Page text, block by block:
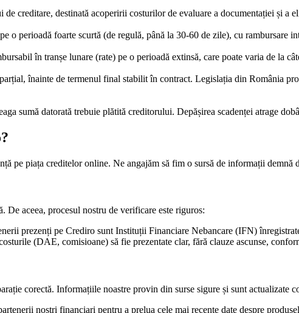
de creditare, destinată acoperirii costurilor de evaluare a documentației și a
o perioadă foarte scurtă (de regulă, până la 30-60 de zile), cu rambursare
în tranșe lunare (rate) pe o perioadă extinsă, care poate varia de la
înainte de termenul final stabilit în contract. Legislația din România
sumă datorată trebuie plătită creditorului. Depășirea scadenței atrage
pe piața creditelor online. Ne angajăm să fim o sursă de informații
De aceea, procesul nostru de verificare este riguros:
prezenți pe Crediro sunt Instituții Financiare Nebancare (IFN)
(DAE, comisioane) să fie prezentate clar, fără clauze ascunse,
corectă. Informațiile noastre provin din surse sigure și sunt actualizate
noștri financiari pentru a prelua cele mai recente date despre